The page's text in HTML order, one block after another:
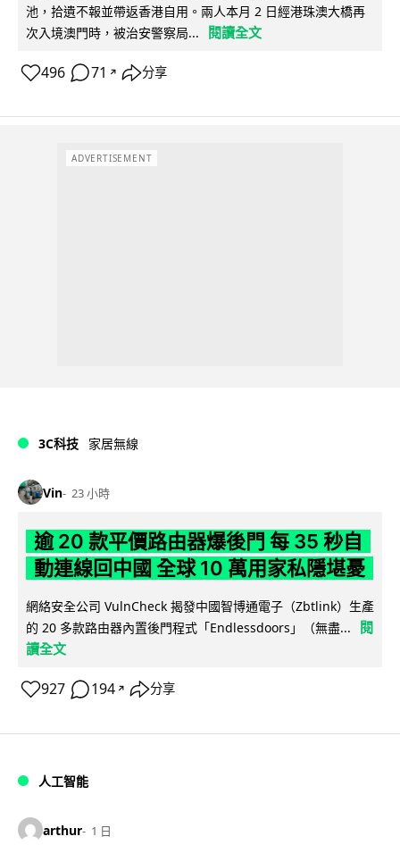
池，拾遺不報並帶返香港自用。兩人本月 2 日經港珠澳大橋再
次入境澳門時，被治安警察局...
閱讀全文
496 71 ↗ 分享
ADVERTISEMENT
3C科技 家居無線
Vin 23 小時
逾 20 款平價路由器爆後門 每 35 秒自
動連線回中國 全球 10 萬用家私隱堪憂
網絡安全公司 VulnCheck 揭發中國智博通電子（Zbtlink）生產
的 20 多款路由器內置後門程式「Endlessdoors」（無盡...
閱
讀全文
927 194 ↗ 分享
人工智能
arthur 1 日